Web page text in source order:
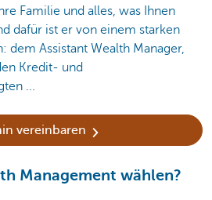
Familie und alles, was Ihnen
dafür ist er von einem starken
dem Assistant Wealth Manager,
Kredit- und
...
vereinbaren
Management wählen?